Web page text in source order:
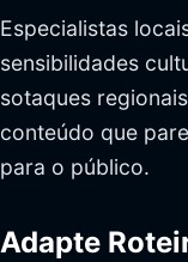
Especialistas
sensibilidades
sotaques
conteúdo que
para o público.
Adapte